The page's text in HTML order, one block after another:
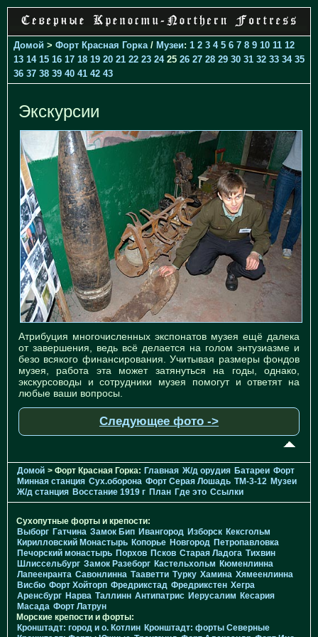
Домой > Форт Красная Горка / Музеи: 1 2 3 4 5 6 7 8 9 10 11 12
13 14 15 16 17 18 19 20 21 22 23 2425 26 27 28 29 30 31 32 33 34 35
36 37 38 39 40 41 42 43
Экскурсии
Атрибуция многочисленных экспонатов музея ещё далека
от завершения, ведь всё делается на голом энтузиазме и
безо всякого финансирования. Учитывая размеры фондов
музея, работа эта может затянуться на годы, однако,
экскурсоводы и сотрудники музея помогут и ответят на
любые ваши вопросы.
Следующее фото ->
Домой > Форт Красная Горка: Главная Ж/д орудия Батареи Форт
Минная станция Cух.оборона Форт Серая Лошадь TM-3-12 Музеи
Ж/д станция Восстание 1919 г План Где это Ссылки
Сухопутные форты и крепости:
Выборг Гатчина Замок Бип Ивангород Изборск Кексгольм
Кирилловский Монастырь Копорье Новгород Петропавловка
Печорcкий монастырь Порхов Псков Старая Ладога Тихвин
Шлиссельбург Замок Разеборг Кастельхольм Кюменлинна
Лапеенранта Савонлинна Тааветти Турку Хамина Хямеенлинна
Висбю Форт Хойторп Фредрикстад Фредрикстен Хегра
Аренсбург Нарва Таллинн Антипатрис Иерусалим Кесария
Масада Форт Латрун
Морские крепости и форты:
Кронштадт: город и о. Котлин Кронштадт: форты Северные